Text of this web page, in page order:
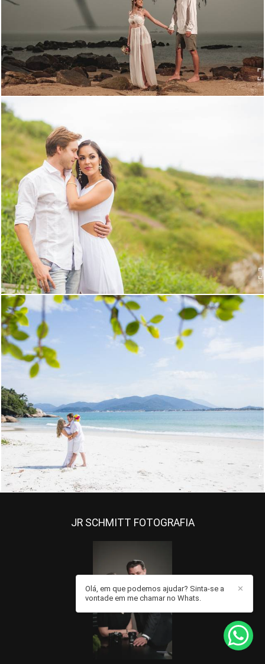
1840 85
2648 99
3660 22
JR SCHMITT FOTOGRAFIA
✕
Olá, em que podemos ajudar? Sinta-se a
vontade em me chamar no Whats.